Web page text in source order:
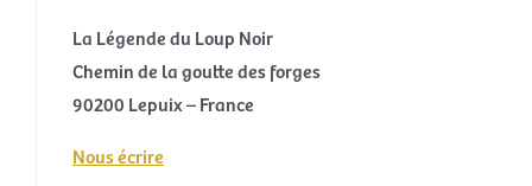
La Légende du Loup Noir
Chemin de la goutte des forges
90200 Lepuix – France
Nous écrire